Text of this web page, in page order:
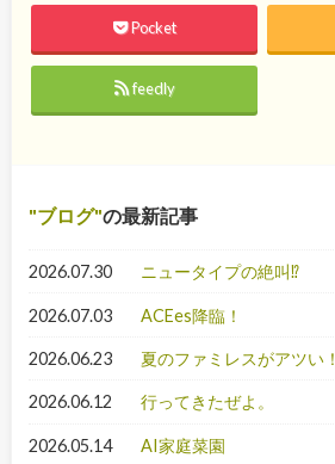
Pocket
feedly
ブログ の最新記事
2026.07.30 ニュータイプの絶叫⁉
2026.07.03 ACEes降臨！
2026.06.23 夏のファミレスがアツい！
2026.06.12 行ってきたぜよ。
2026.05.14 AI家庭菜園